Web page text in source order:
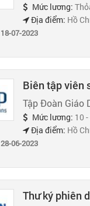
Mức lương:
Địa điểm: Hồ
18-07-2023
Biên tập viên
Tập Đoàn Giáo
Mức lương: 10
Địa điểm: Hồ
28-06-2023
Thư ký phiên